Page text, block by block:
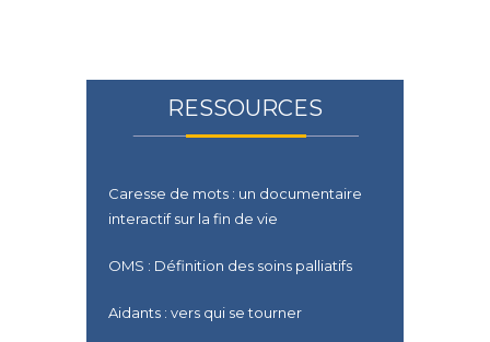
RESSOURCES
Caresse de mots : un documentaire
interactif sur la fin de vie
OMS : Définition des soins palliatifs
Aidants : vers qui se tourner